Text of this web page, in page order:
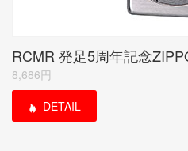
RCMR 発足5周年記念
8,686円
DETAIL